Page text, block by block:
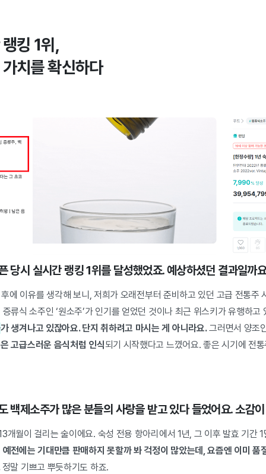
킹 1위,
치를 확신하다
당시 실시간 랭킹 1위를 달성했었죠. 예상하셨던 결과일까
에 이유를 생각해 보니, 저희가 오래전부터 준비하고 있던 고급 전통주
류식 소주인 ‘원소주’가 인기를 얻었던 것이나 최근 위스키가 유행하
가 생겨나고 있잖아요. 단지 취하려고 마시는 게 아니라요.그러면서 양조
고급스러운 음식처럼 인식되기 시작했다고 느꼈어요. 좋은 시기에 전
백제소주가 많은 분들의 사랑을 받고 있다 들었어요. 소감
개월이 걸리는 술이에요. 숙성 전용 항아리에서 1년, 그 이후 발효 기간
전에는 기대만큼 판매하지 못할까 봐 걱정이 많았는데, 요즘엔 이미 품
정말 기쁘고 뿌듯하기도 하죠.